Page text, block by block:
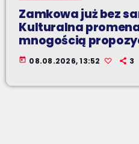
Zamkowa już bez
Kulturalna
mnogością
today 08.08.2026, 13:52 3